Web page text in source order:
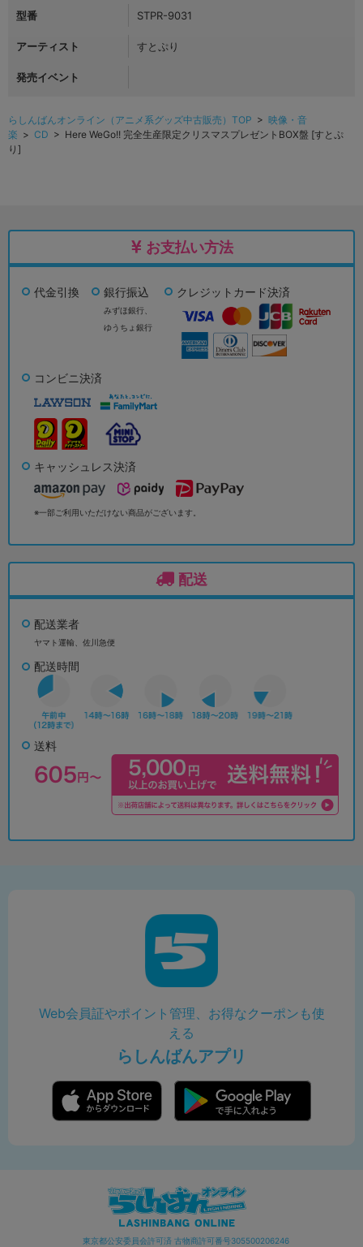
型番 STPR-9031
アーティスト すとぷり
発売イベント
らしんばんオンライン（アニメ系グッズ中古販売）TOP > 映像・音
楽 > CD > Here WeGo!! 完全生産限定クリスマスプレゼントBOX盤 [すとぷ
り]
お支払い方法
代金引換 銀行振込
みずほ銀行、
ゆうちょ銀行
クレジットカード決済
コンビニ決済
キャッシュレス決済
※一部ご利用いただけない商品がございます。
配送
配送業者
ヤマト運輸、佐川急便
配送時間
送料
Web会員証やポイント管理、お得なクーポンも使
える
らしんばんアプリ
東京都公安委員会許可済 古物商許可番号305500206246